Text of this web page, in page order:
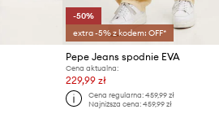
-50%
extra -5% z kodem: OFF*
Pepe Jeans spodnie EVA
Cena aktualna:
229,99 zł
Cena regularna: 459,99 zł
Najniższa cena: 459,99 zł